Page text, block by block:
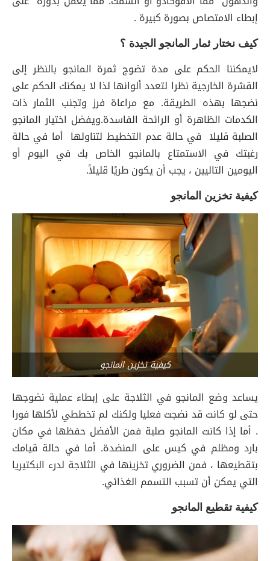
إبطاء الامتصاص بصورة كبيرة .
كيف نختار ثمار المانجو الجيدة ؟
لايمكننا الحكم على مدة تضوج ثمرة المانجو بالنظر إلى
القشرة الخارجية نظرا لتعدد ألوانها لذا لا يمكنك الحكم على
نضجها بهذه الطريقة. مع مراعاة فرز وتجنب الثمار ذات
الكدمات الظاهرة أو الرائحة الفاسدة.ويفضل اختيار المانجو
الصلبة قليلا في حالة عدم التخطيط لتناولها أما في حالة
رغبتك في الاستمتاع بالمانجو الخاص بك في اليوم أو
اليومين التاليين ، يجب أن يكون طريًا قليلاً.
كيفية تخزين المانجو
كيفية تخزين المانجو
يساعد وضع المانجو في الثلاجة على إبطاء عملية نضوجها
حتى لو كانت قد نضجت فعليا ولكنك لم تخططي لأكلها فورا
. أما إذا كانت المانجو صلبة فمن الأفضل حفظها في مكان
بارد ومظلم في كيس على المنضدة. أما في حالة قيامك
بتقطيعها ، فمن الضروري تخزينها في الثلاجة لدرء البكتيريا
التي يمكن أن تسبب التسمم الغذائي.
كيفية تقطيع المانجو